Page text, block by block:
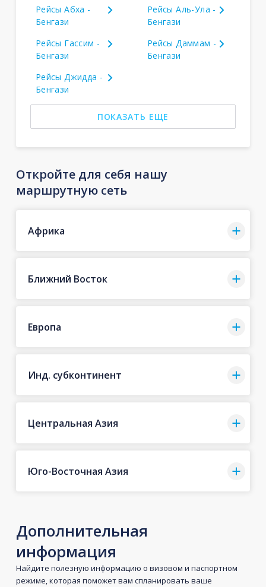
Рейсы Абха -
Бенгази
Рейсы Аль-Ула -
Бенгази
Рейсы Гассим -
Бенгази
Рейсы Даммам -
Бенгази
Рейсы Джидда -
Бенгази
ПОКАЗАТЬ ЕЩЕ
Откройте для себя нашу
маршрутную сеть
Африка
Ближний Восток
Европа
Инд. субконтинент
Центральная Азия
Юго-Восточная Азия
Дополнительная
информация
Найдите полезную информацию о визовом и паспортном
режиме, которая поможет вам спланировать ваше